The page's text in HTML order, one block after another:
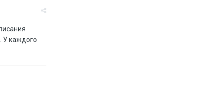
У каждого